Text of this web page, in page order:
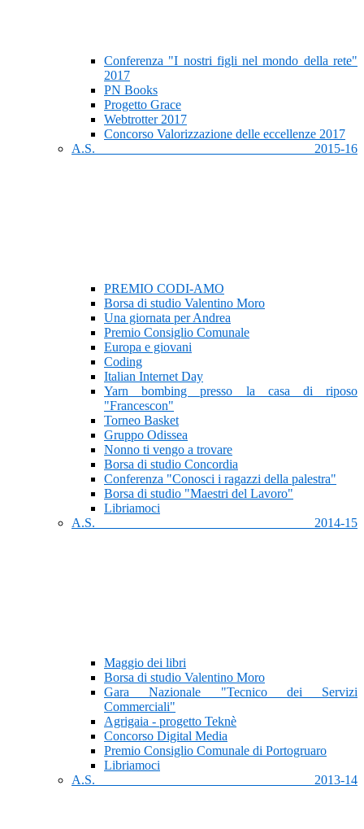
Conferenza "I nostri figli nel mondo della rete"
2017
PN Books
Progetto Grace
Webtrotter 2017
Concorso Valorizzazione delle eccellenze 2017
A.S. 2015-16
PREMIO CODI-AMO
Borsa di studio Valentino Moro
Una giornata per Andrea
Premio Consiglio Comunale
Europa e giovani
Coding
Italian Internet Day
Yarn bombing presso la casa di riposo
"Francescon"
Torneo Basket
Gruppo Odissea
Nonno ti vengo a trovare
Borsa di studio Concordia
Conferenza "Conosci i ragazzi della palestra"
Borsa di studio "Maestri del Lavoro"
Libriamoci
A.S. 2014-15
Maggio dei libri
Borsa di studio Valentino Moro
Gara Nazionale "Tecnico dei Servizi
Commerciali"
Agrigaia - progetto Teknè
Concorso Digital Media
Premio Consiglio Comunale di Portogruaro
Libriamoci
A.S. 2013-14